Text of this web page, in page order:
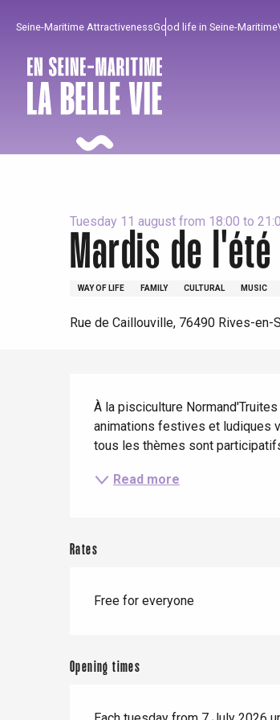
principal
Seine-Maritime AttractivenessGood life in Seine-Maritime
Offranville
To enjoy
All agenda
With children
Between friends
Must-sees
Trendy places
view
From our region !
Seaside breaks
Tuesday 11 august from 18:00 to
Mardis de
WAY OF LIFE FAMILY CULTURAL MUSIC
Rue de Caillouville, 76490 Rives-en-
Description
À la pisciculture
animations festives et ludiques
tous les thèmes sont
Read more
Rates
Free for everyone
Opening times